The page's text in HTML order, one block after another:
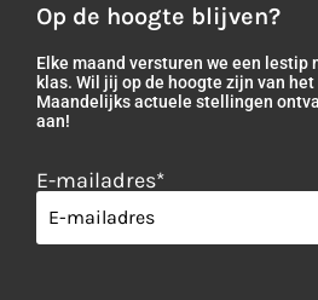
Op de hoogte blijven?
Elke maand versturen we een lestip
klas. Wil jij op de hoogte zijn van
Maandelijks actuele stellingen
aan!
E-mailadres*